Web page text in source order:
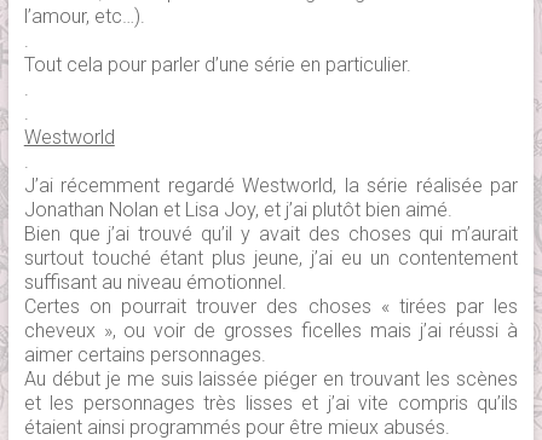
l’amour, etc…).
Tout cela pour parler d’une série en particulier.
Westworld
J’ai récemment regardé Westworld, la série réalisée par
Jonathan Nolan et Lisa Joy, et j’ai plutôt bien aimé.
Bien que j’ai trouvé qu’il y avait des choses qui m’aurait
surtout touché étant plus jeune, j’ai eu un contentement
suffisant au niveau émotionnel.
Certes on pourrait trouver des choses « tirées par les
cheveux », ou voir de grosses ficelles mais j’ai réussi à
aimer certains personnages.
Au début je me suis laissée piéger en trouvant les scènes
et les personnages très lisses et j’ai vite compris qu’ils
étaient ainsi programmés pour être mieux abusés.